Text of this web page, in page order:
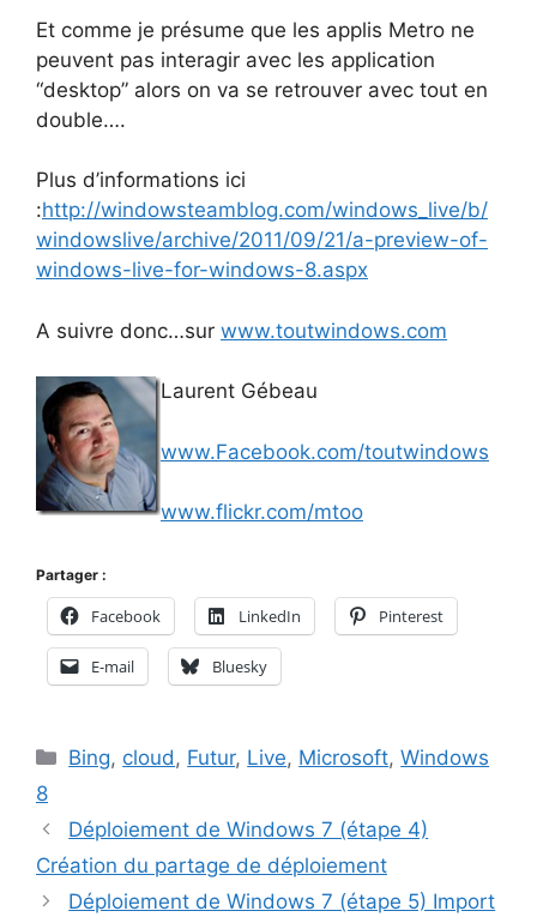
Et comme je présume que les applis Metro ne
peuvent pas interagir avec les application
“desktop” alors on va se retrouver avec tout en
double….
Plus d’informations ici
:http://windowsteamblog.com/windows_live/b/
windowslive/archive/2011/09/21/a-preview-of-
windows-live-for-windows-8.aspx
A suivre donc…sur www.toutwindows.com
Laurent Gébeau
www.Facebook.com/toutwindows
www.flickr.com/mtoo
Partager :
Facebook LinkedIn Pinterest
E-mail Bluesky
Catégories
Bing, cloud , Futur, Live, Microsoft,Windows
8
Déploiement de Windows 7 (étape 4)
Création du partage de déploiement
Déploiement de Windows 7 (étape 5) Import